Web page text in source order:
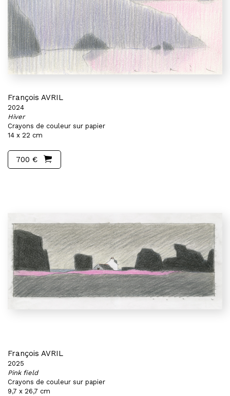
François AVRIL
2024
Hiver
Crayons de couleur sur papier
14 x 22 cm
700 €
François AVRIL
2025
Pink field
Crayons de couleur sur papier
9,7 x 26,7 cm